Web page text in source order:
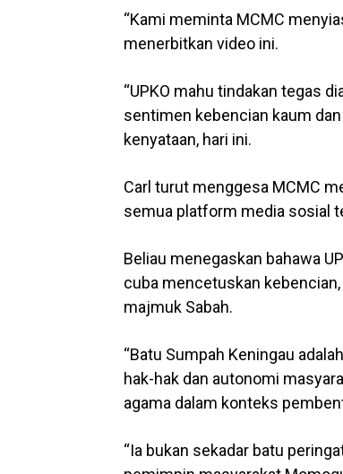
“Kami meminta MCMC
menerbitkan video ini.
“UPKO mahu tindakan tegas
sentimen kebencian kaum
kenyataan, hari ini.
Carl turut menggesa MCMC
semua platform media sosial
Beliau menegaskan bahawa
cuba mencetuskan
majmuk Sabah.
“Batu Sumpah Keningau
hak-hak dan autonomi
agama dalam konteks
“Ia bukan sekadar batu